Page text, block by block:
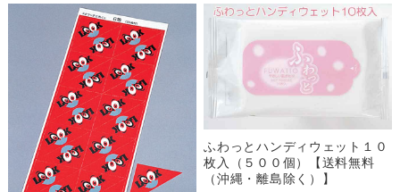
ふわっとハンディウェット１０
枚入（５００個）【送料無料
（沖縄・離島除く）】